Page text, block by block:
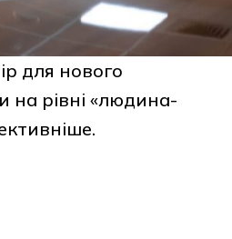
для нового
на рівні «людина-